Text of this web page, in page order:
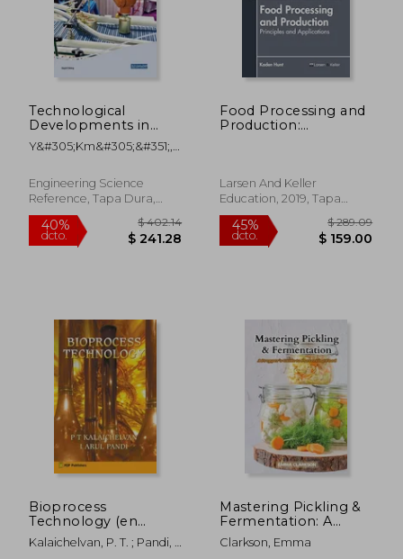
40%
dcto. $ 155.00
45%
dcto.
40%
dcto.
$ 233.39
$ 140.03
45%
dcto.
Technological
Developments in
Food Preservation,
Processing, and
Y&#305;km&#305;&#351;,
Engineering Science
Reference, Tapa Dura,
Nuevo
Food Processing and
Production:
Larsen And Keller
Education, 2019, Tapa
Dura, Nuevo
Bioprocess
Technology (en
Inglés)
Kalaichelvan, P. T. ; Pandi, I.
Mastering Pickling &
Fermentation: A
prepper's guide to
preserving food (en
Clarkson, Emma